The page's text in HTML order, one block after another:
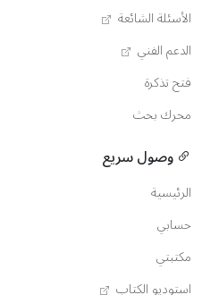
الأسئلة الشائعة
الدعم الفني
فتح تذكرة
محرك بحث
وصول سريع
الرئيسية
حسابي
مكتبتي
استوديو الكتاب